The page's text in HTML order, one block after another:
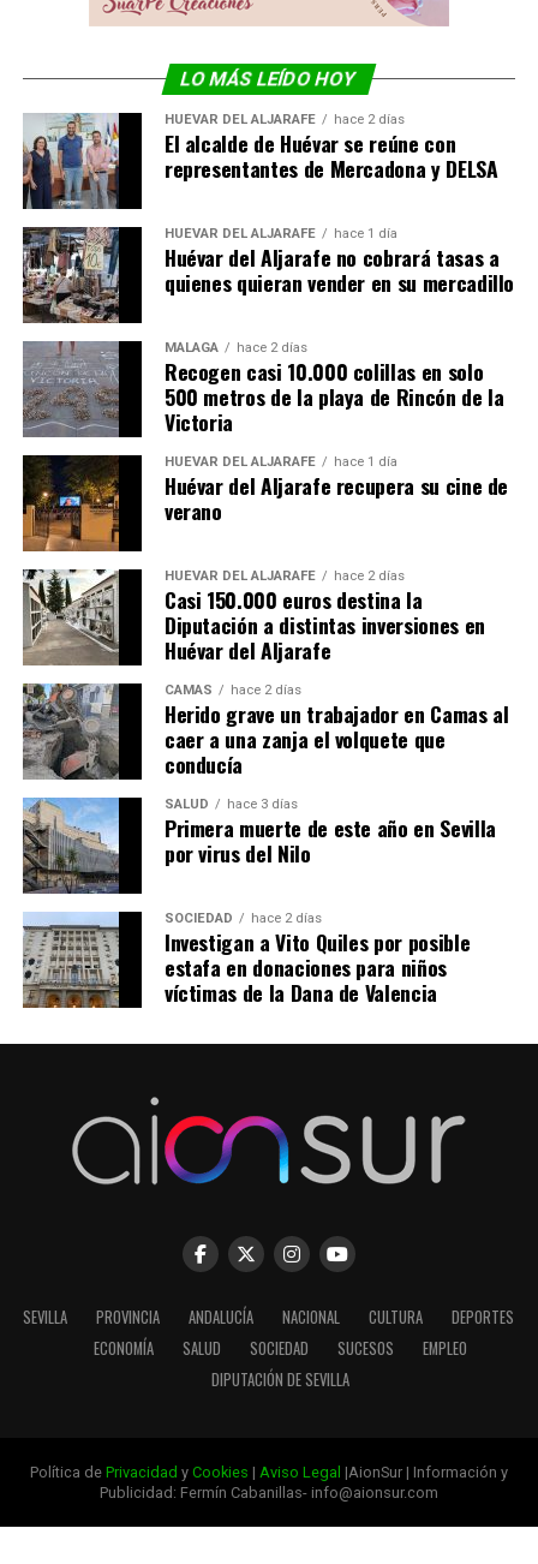
LO MÁS LEÍDO HOY
HUÉVAR DEL ALJARAFE hace 2 días
El alcalde de Huévar se reúne con
representantes de Mercadona y DELSA
HUÉVAR DEL ALJARAFE hace 1 día
Huévar del Aljarafe no cobrará tasas a
quienes quieran vender en su mercadillo
MÁLAGA hace 2 días
Recogen casi 10.000 colillas en solo
500 metros de la playa de Rincón de la
Victoria
HUÉVAR DEL ALJARAFE hace 1 día
Huévar del Aljarafe recupera su cine de
verano
HUÉVAR DEL ALJARAFE hace 2 días
Casi 150.000 euros destina la
Diputación a distintas inversiones en
Huévar del Aljarafe
CAMAS hace 2 días
Herido grave un trabajador en Camas al
caer a una zanja el volquete que
conducía
SALUD hace 3 días
Primera muerte de este año en Sevilla
por virus del Nilo
SOCIEDAD hace 2 días
Investigan a Vito Quiles por posible
estafa en donaciones para niños
víctimas de la Dana de Valencia
SEVILLA PROVINCIA ANDALUCÍA NACIONAL CULTURA
DEPORTES
ECONOMÍA
SALUD SOCIEDAD SUCESOS
EMPLEO
DIPUTACIÓN DE SEVILLA
Política de Privacidad y Cookies | Aviso Legal |AionSur | Información y
Publicidad: Fermín Cabanillas- info@aionsur.com